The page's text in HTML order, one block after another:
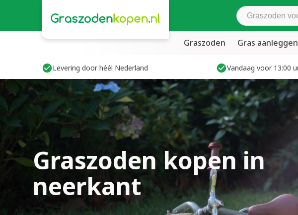
Zoek
Graszoden Gras aanleggen
Levering door héél Nederland Vandaag voor 13:00
Graszoden kopen in
neerkant